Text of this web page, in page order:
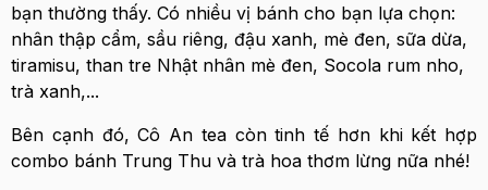
bạn thường thấy. Có nhiều vị bánh cho bạn lựa chọn:
nhân thập cẩm, sầu riêng, đậu xanh, mè đen, sữa dừa,
tiramisu, than tre Nhật nhân mè đen, Socola rum nho,
trà xanh,...
Bên cạnh đó, Cô An tea còn tinh tế hơn khi kết hợp
combo bánh Trung Thu và trà hoa thơm lừng nữa nhé!